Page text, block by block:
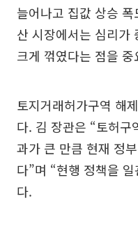
늘어나고 집값 상승
산 시장에서는 심리가
크게 꺾였다는 점을
토지거래허가구역 해
다. 김 장관은 “토허구
과가 큰 만큼 현재 정
다”며 “현행 정책을
다.